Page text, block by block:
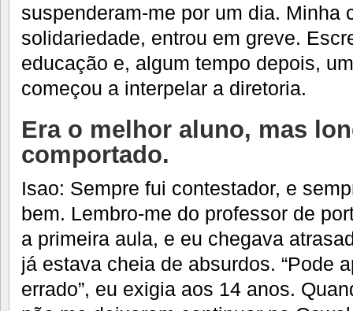
suspenderam-me por um dia. Minha
solidariedade, entrou em greve.
educação e, algum tempo depois,
começou a interpelar a diretoria.
Era o melhor aluno, mas
comportado.
Isao: Sempre fui contestador, e
bem. Lembro-me do professor de
a primeira aula, e eu chegava
já estava cheia de absurdos. “Pode
errado”, eu exigia aos 14 anos.